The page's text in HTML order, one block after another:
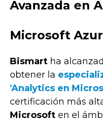
Avanzada en
Microsoft
Bismart ha
obtener la
'Analytics en
certificación más
Microsoft en el